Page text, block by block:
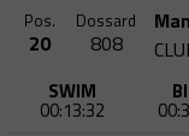
Pos.
20
Dossard
808
SWIM
00:13:32